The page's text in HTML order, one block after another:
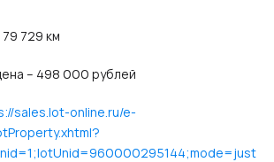
729 км
– 498 000 рублей
sales.lot-online.ru/e-